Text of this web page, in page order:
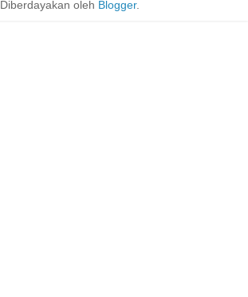
Diberdayakan oleh Blogger.